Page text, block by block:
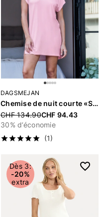
DAGSMEJAN
Chemise de nuit courte «Stay Cool»
Price reduced from
CHF 134.90CHF 94.43
30% d’économie
(1)
Dès 3:
-20%
extra